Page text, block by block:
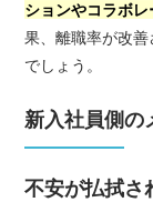
ションやコラボ
果、離職率が改
でしょう。
新入社員側の
不安が払拭さ